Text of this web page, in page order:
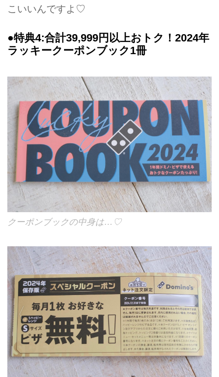
こいいんですよ♡
●特典4:合計39,999円以上おトク！2024年
ラッキークーポンブック1冊
クーポンブックの中身は…♡